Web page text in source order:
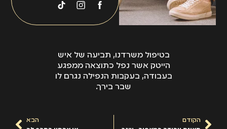
בטיפול משרדנו, תביעה של איש
הייטק אשר נפל כתוצאה ממפגע
בעבודה, בעקבות הנפילה נגרם לו
שבר בירך.
הקודם הבא